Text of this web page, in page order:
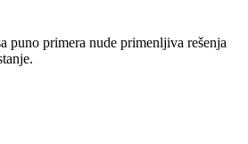
puno primera nude primenljiva rešenja